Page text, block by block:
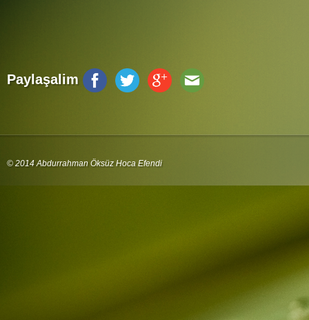
Paylaşalim
© 2014 Abdurrahman Öksüz Hoca Efendi